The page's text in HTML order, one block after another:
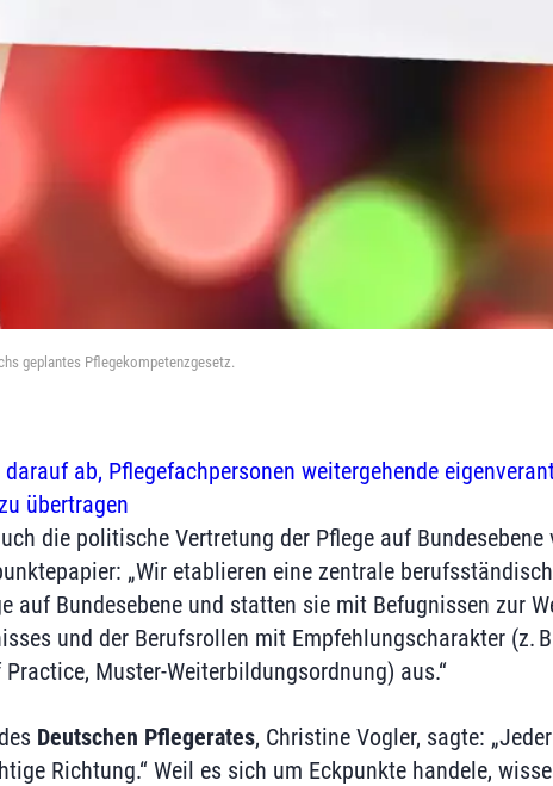
geplantes Pflegekompetenzgesetz.
darauf ab, Pflegefachpersonen weitergehende
übertragen
die politische Vertretung der Pflege auf Bundesebene
„Wir etablieren eine zentrale
auf Bundesebene und statten sie mit Befugnissen zur
und der Berufsrollen mit Empfehlungscharakter (z.
Muster-Weiterbildungsordnung) aus.“
Deutschen Pflegerates, Christine Vogler, sagte:
Richtung.“ Weil es sich um Eckpunkte handele,